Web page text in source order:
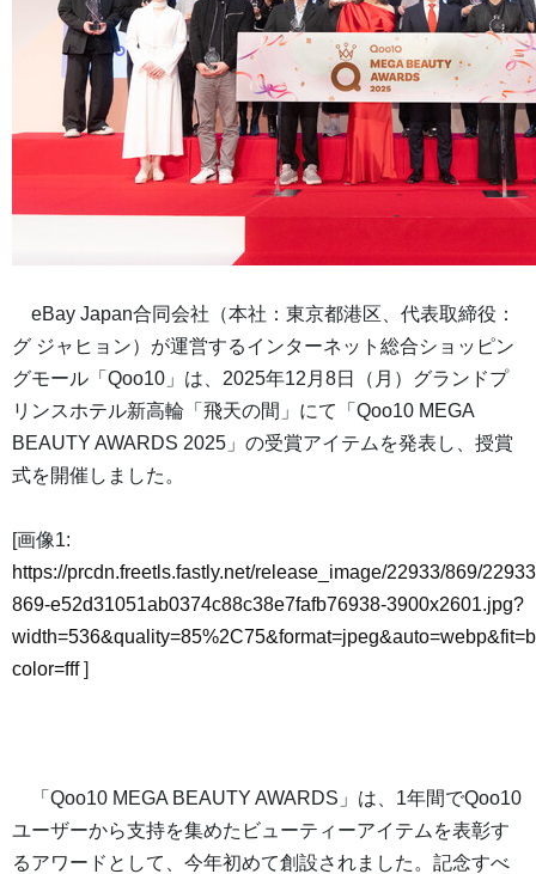
eBay Japan合同会社（本社：東京都港区、代表取締役：
グ ジャヒョン）が運営するインターネット総合ショッピン
グモール「Qoo10」は、2025年12月8日（月）グランドプ
リンスホテル新高輪「飛天の間」にて「Qoo10 MEGA
BEAUTY AWARDS 2025」の受賞アイテムを発表し、授賞
式を開催しました。
[画像1:
https://prcdn.freetls.fastly.net/release_image/22933/869/
869-e52d31051ab0374c88c38e7fafb76938-3900x2601.jpg?
color=fff]
「Qoo10 MEGA BEAUTY AWARDS」は、1年間でQoo10
ユーザーから支持を集めたビューティーアイテムを表彰す
るアワードとして、今年初めて創設されました。記念すべ